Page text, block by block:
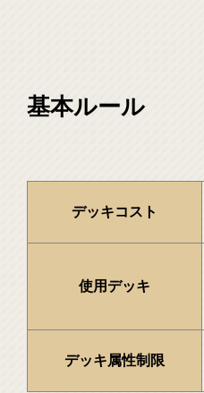
基本ルール
デッキコスト
使用デッキ
デッキ属性制限